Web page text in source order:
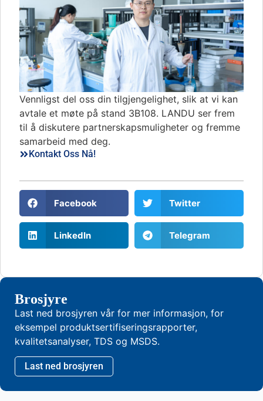
Vennligst del oss din tilgjengelighet, slik at vi kan
avtale et møte på stand 3B108. LANDU ser frem
til å diskutere partnerskapsmuligheter og fremme
samarbeid med deg.
Kontakt Oss Nå!
Facebook Twitter
LinkedIn Telegram
Brosjyre
Last ned brosjyren vår for mer informasjon, for
eksempel produktsertifiseringsrapporter,
kvalitetsanalyser, TDS og MSDS.
Last ned brosjyren